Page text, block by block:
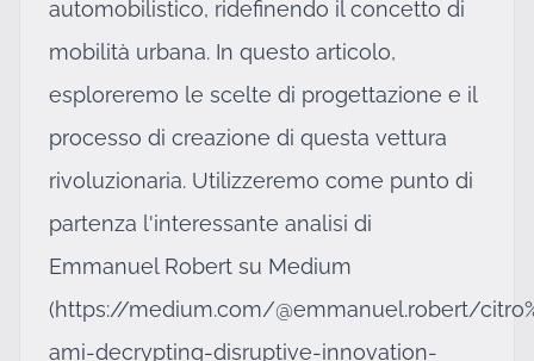
automobilistico, ridefinendo il concetto di
mobilità urbana. In questo articolo,
esploreremo le scelte di progettazione e il
processo di creazione di questa vettura
rivoluzionaria. Utilizzeremo come punto di
partenza l'interessante analisi di
Emmanuel Robert su Medium
(https://medium.com/@emmanuel.robert/
ami-decrypting-disruptive-innovation-